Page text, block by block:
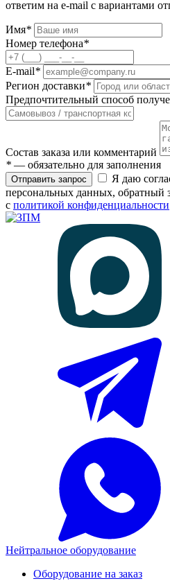
ответим на e-mail с вариантами
Имя*
Номер телефона*
E-mail*
Регион доставки*
Предпочтительный способ
Состав заказа или комментарий
* — обязательно для заполнения
Отправить запрос
Я даю
персональных данных, обратный
с политикой конфиденциальности
Нейтральное оборудование
Оборудование на заказ